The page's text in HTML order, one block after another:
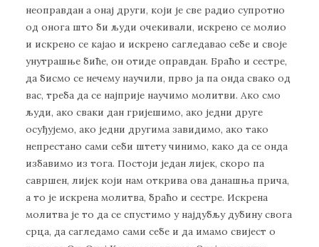
неоправдан а онај други, који је све радио супротно
од онога што би људи очекивали, искрено се молио
и искрено се кајао и искрено сагледавао себе и своје
унутрашње биће, он отиде оправдан. Браћо и сестре,
да бисмо се нечему научили, прво ја па онда свако од
вас, треба да се најприје научимо молитви. Ако смо
људи, ако сваки дан гријешимо, ако једни друге
осуђујемо, ако једни другима завидимо, ако тако
непрестано сами себи штету чинимо, како да се онда
избавимо из тога. Постоји један лијек, скоро па
савршен, лијек који нам открива ова данашња прича,
а то је искрена молитва, браћо и сестре. Искрена
молитва је то да се спустимо у најдубљу дубину свога
срца, да сагледамо сами себе и да имамо свијест о